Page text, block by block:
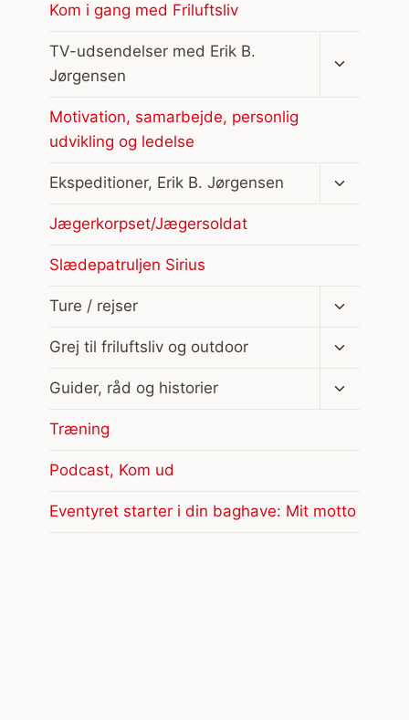
Kom i gang med Friluftsliv
TV-udsendelser med Erik B.
Jørgensen
Motivation, samarbejde, personlig
udvikling og ledelse
Ekspeditioner, Erik B. Jørgensen
Skift
Jægerkorpset/Jægersoldat
Slædepatruljen Sirius
Ture / rejser
Skift
Grej til friluftsliv og outdoor
Skift
Guider, råd og historier
Skift
Træning
Podcast, Kom ud
Eventyret starter i din baghave: Mit motto